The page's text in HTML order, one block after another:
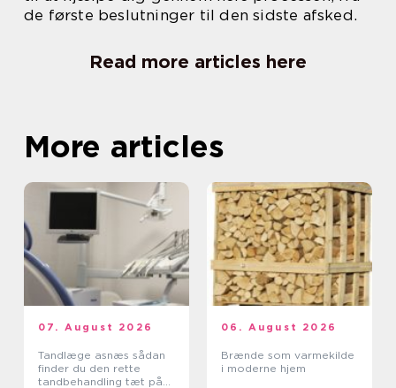
de første beslutninger til den sidste afsked.
Read more articles here
More articles
07. August 2026
Tandlæge asnæs sådan
finder du den rette
tandbehandling tæt på
06. August 2026
Brænde som varmekilde
i moderne hjem